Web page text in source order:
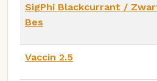
SigPhi Blackcurrant /
Bes
Vaccin 2.5